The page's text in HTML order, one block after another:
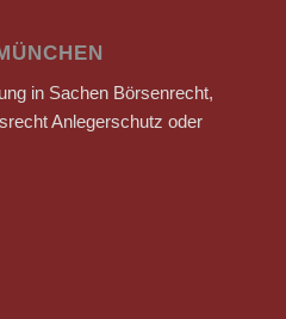
in Sachen Börsenrecht,
Anlegerschutz oder